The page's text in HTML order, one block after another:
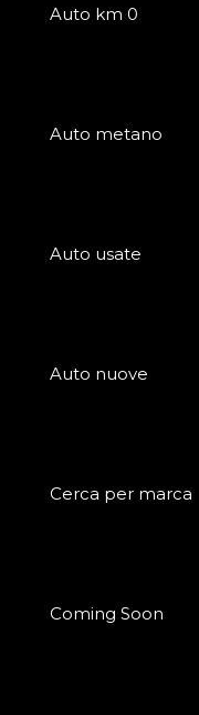
Auto km 0
Auto metano
Auto usate
Auto nuove
Cerca per marca
Coming Soon